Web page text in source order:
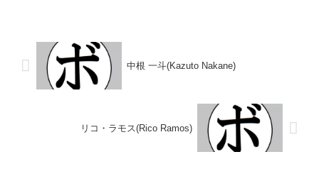
ーコンチネンタルスーパーフェ
中根 一斗(Kazuto Nakane)
リコ・ラモス(Rico Ramos)